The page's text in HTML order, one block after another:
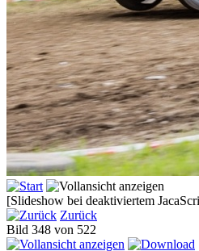
[Slideshow bei deaktiviertem
Zurück
Bild 348 von 522